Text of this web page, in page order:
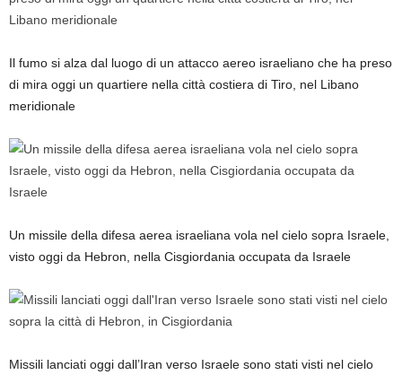
Il fumo si alza dal luogo di un attacco aereo israeliano che ha preso
di mira oggi un quartiere nella città costiera di Tiro, nel Libano
meridionale
Un missile della difesa aerea israeliana vola nel cielo sopra Israele,
visto oggi da Hebron, nella Cisgiordania occupata da Israele
Missili lanciati oggi dall’Iran verso Israele sono stati visti nel cielo